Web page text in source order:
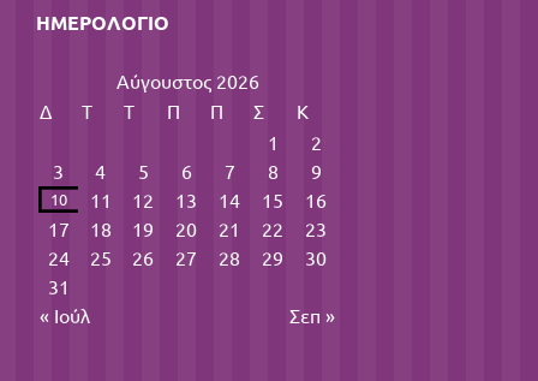
ΗΜΕΡΟΛΌΓΙΟ
Αύγουστος 2026
Δ
Τ Τ Π Π Σ
Κ
1
2
3
4 5 6 7 8 9
10 11 12 13 14 15
16
17
18 19 20 21 22
23
24
25 26 27 28 29
30
31
« Ιούλ
Σεπ »